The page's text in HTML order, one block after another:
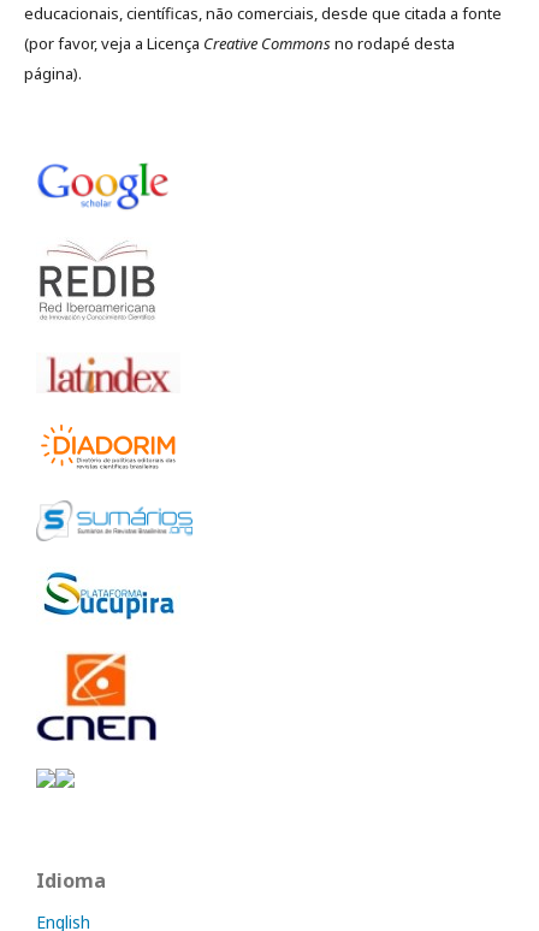
educacionais, científicas, não comerciais, desde que citada a fonte
(por favor, veja a Licença Creative Commonsno rodapé desta
página).
Idioma
English